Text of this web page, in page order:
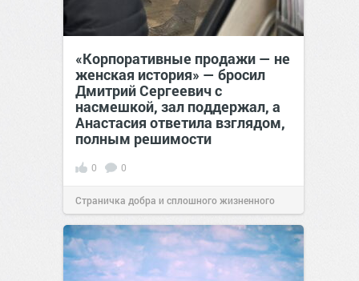
«Корпоративные продажи — не
женская история» — бросил
Дмитрий Сергеевич с
насмешкой, зал поддержал, а
Анастасия ответила взглядом,
полным решимости
0 0
Страничка добра и сплошного жизненного
позитива!19:38Вчера